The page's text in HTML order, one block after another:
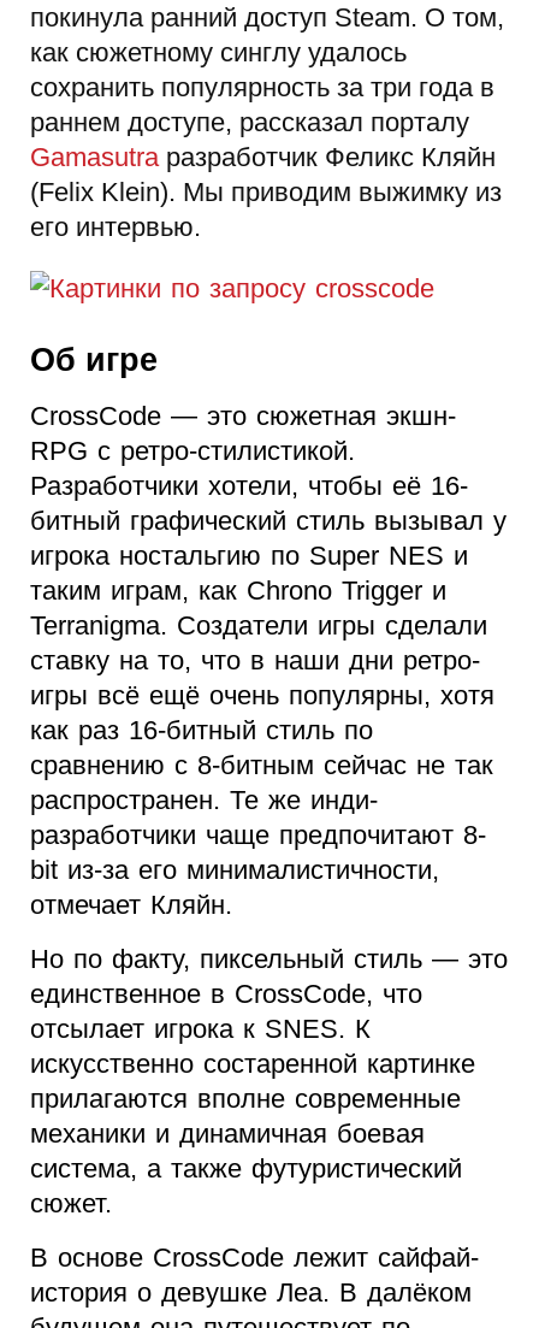
покинула ранний доступ Steam. О том,
как сюжетному синглу удалось
сохранить популярность за три года в
раннем доступе, рассказал порталу
Gamasutra разработчик Феликс Кляйн
(Felix Klein). Мы приводим выжимку из
его интервью.
Об игре
CrossCode — это сюжетная экшн-
RPG c ретро-стилистикой.
Разработчики хотели, чтобы её 16-
битный графический стиль вызывал у
игрока ностальгию по Super NES и
таким играм, как Chrono Trigger и
Terranigma. Создатели игры сделали
ставку на то, что в наши дни ретро-
игры всё ещё очень популярны, хотя
как раз 16-битный стиль по
сравнению с 8-битным сейчас не так
распространен. Те же инди-
разработчики чаще предпочитают 8-
bit из-за его минималистичности,
отмечает Кляйн.
Но по факту, пиксельный стиль — это
единственное в CrossCode, что
отсылает игрока к SNES. К
искусственно состаренной картинке
прилагаются вполне современные
механики и динамичная боевая
система, а также футуристический
сюжет.
В основе CrossCode лежит сайфай-
история о девушке Леа. В далёком